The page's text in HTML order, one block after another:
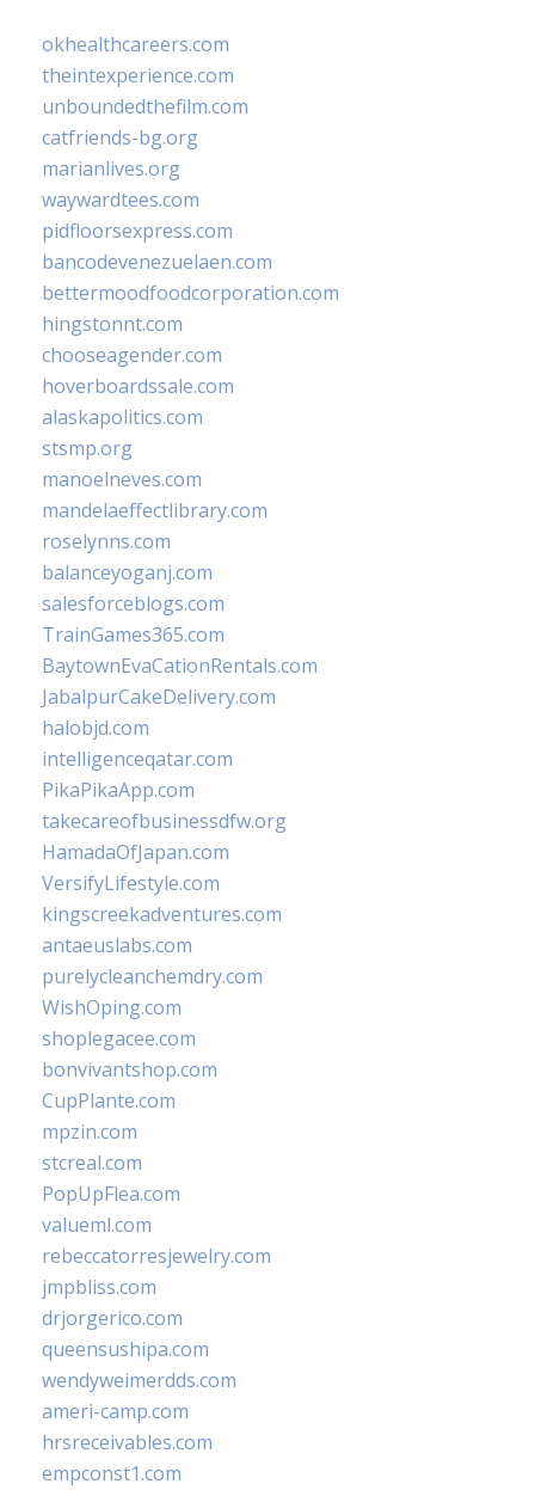
okhealthcareers.com
theintexperience.com
unboundedthefilm.com
catfriends-bg.org
marianlives.org
waywardtees.com
pidfloorsexpress.com
bancodevenezuelaen.com
bettermoodfoodcorporation.com
hingstonnt.com
chooseagender.com
hoverboardssale.com
alaskapolitics.com
stsmp.org
manoelneves.com
mandelaeffectlibrary.com
roselynns.com
balanceyoganj.com
salesforceblogs.com
TrainGames365.com
BaytownEvaCationRentals.com
JabalpurCakeDelivery.com
halobjd.com
intelligenceqatar.com
PikaPikaApp.com
takecareofbusinessdfw.org
HamadaOfJapan.com
VersifyLifestyle.com
kingscreekadventures.com
antaeuslabs.com
purelycleanchemdry.com
WishOping.com
shoplegacee.com
bonvivantshop.com
CupPlante.com
mpzin.com
stcreal.com
PopUpFlea.com
valueml.com
rebeccatorresjewelry.com
jmpbliss.com
drjorgerico.com
queensushipa.com
wendyweimerdds.com
ameri-camp.com
hrsreceivables.com
empconst1.com